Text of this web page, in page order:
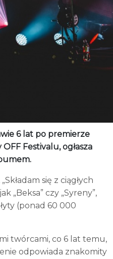
6 lat po premierze
Festivalu, ogłasza
się z ciągłych
„Beksa” czy „Syreny”,
(ponad 60 000
twórcami, co 6 lat temu,
odpowiada znakomity